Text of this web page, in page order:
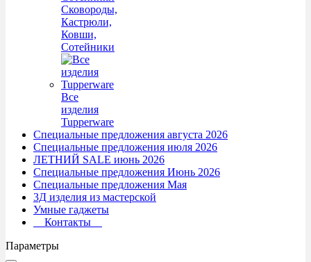
Сковороды,
Кастрюли,
Ковши,
Сотейники
Все
изделия
Tupperware
Специальные предложения августа 2026
Специальные предложения июля 2026
ЛЕТНИЙ SALE июнь 2026
Специальные предложения Июнь 2026
Специальные предложения Мая
3Д изделия из мастерской
Умные гаджеты
Контакты
Параметры